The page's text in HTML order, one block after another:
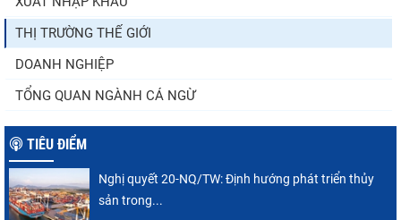
THỊ TRƯỜNG THẾ GIỚI
DOANH NGHIỆP
TỔNG QUAN NGÀNH CÁ NGỪ
TIÊU ĐIỂM
Nghị quyết 20-NQ/TW: Định hướng phát triển thủy
sản trong...